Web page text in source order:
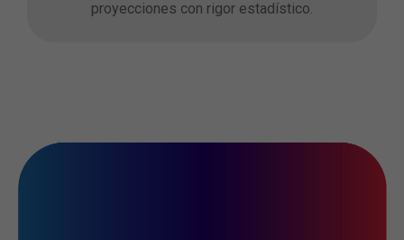
proyecciones con rigor estadístico.